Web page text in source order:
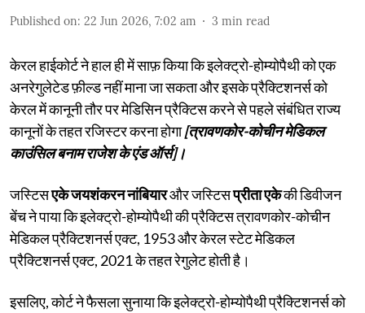
Published on: 22 Jun 2026, 7:02 am 3 min read
केरल हाईकोर्ट ने हाल ही में साफ़ किया कि इलेक्ट्रो-होम्योपैथी को एक
अनरेगुलेटेड फ़ील्ड नहीं माना जा सकता और इसके प्रैक्टिशनर्स को
केरल में कानूनी तौर पर मेडिसिन प्रैक्टिस करने से पहले संबंधित राज्य
कानूनों के तहत रजिस्टर करना होगा[त्रावणकोर-कोचीन मेडिकल
काउंसिल बनाम राजेश के एंड ऑर्स]।
जस्टिसएके जयशंकरन नांबियारऔर जस्टिसप्रीता एकेकी डिवीजन
बेंच ने पाया कि इलेक्ट्रो-होम्योपैथी की प्रैक्टिस त्रावणकोर-कोचीन
मेडिकल प्रैक्टिशनर्स एक्ट, 1953 और केरल स्टेट मेडिकल
प्रैक्टिशनर्स एक्ट, 2021 के तहत रेगुलेट होती है।
इसलिए, कोर्ट ने फैसला सुनाया कि इलेक्ट्रो-होम्योपैथी प्रैक्टिशनर्स को